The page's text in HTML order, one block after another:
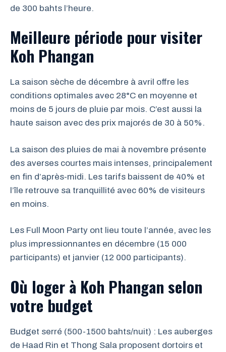
de 300 bahts l’heure.
Meilleure période pour visiter
Koh Phangan
La saison sèche de décembre à avril offre les
conditions optimales avec 28°C en moyenne et
moins de 5 jours de pluie par mois. C’est aussi la
haute saison avec des prix majorés de 30 à 50%.
La saison des pluies de mai à novembre présente
des averses courtes mais intenses, principalement
en fin d’après-midi. Les tarifs baissent de 40% et
l’île retrouve sa tranquillité avec 60% de visiteurs
en moins.
Les Full Moon Party ont lieu toute l’année, avec les
plus impressionnantes en décembre (15 000
participants) et janvier (12 000 participants).
Où loger à Koh Phangan selon
votre budget
Budget serré (500-1500 bahts/nuit) : Les auberges
de Haad Rin et Thong Sala proposent dortoirs et